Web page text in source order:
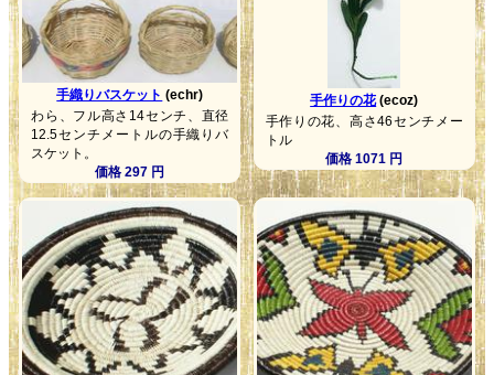
手織りバスケット (echr)
わら、フル高さ14センチ、直径
12.5センチメートルの手織りバ
スケット。
価格 297 円
手作りの花(ecoz)
手作りの花、高さ46センチメー
トル
価格 1071 円